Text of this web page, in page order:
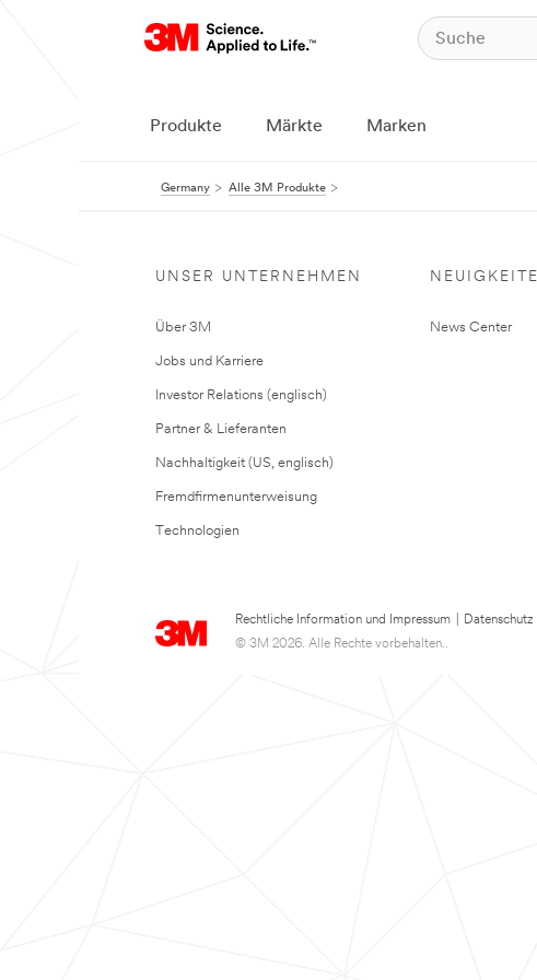
Produkte Märkte Marken
Germany Alle 3M Produkte
UNSER UNTERNEHMEN
Über 3M
Jobs und Karriere
Investor Relations (englisch)
Partner & Lieferanten
Nachhaltigkeit (US, englisch)
Fremdfirmenunterweisung
Technologien
News Center
Rechtliche Information und Impressum Datenschutz
© 3M 2026. Alle Rechte vorbehalten..